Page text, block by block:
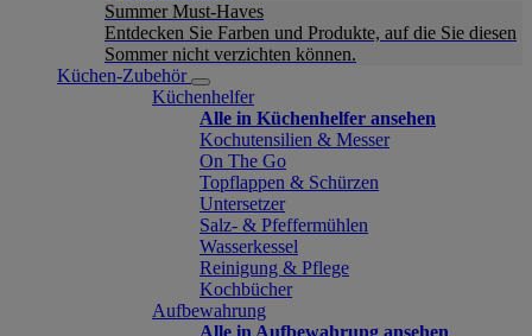
Summer Must-Haves
Entdecken Sie Farben und Produkte, auf die Sie diesen
Sommer nicht verzichten können.
Küchen-Zubehör
Küchenhelfer
Alle in Küchenhelfer ansehen
Kochutensilien & Messer
On The Go
Topflappen & Schürzen
Untersetzer
Salz- & Pfeffermühlen
Wasserkessel
Reinigung & Pflege
Kochbücher
Aufbewahrung
Alle in Aufbewahrung ansehen